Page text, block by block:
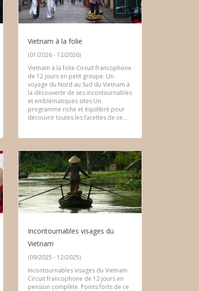
Vietnam à la folie
(01/2026 - 12/2026)
Vietnam à la folie Circuit francophone
de 12 jours en petit groupe. Un
voyage du Nord au Sud du Vietnam à
la découverte de ses incontournables
et emblématiques sites Un
programme riche et équilibré pour
découvrir toutes les facettes de ce...
Incontournables visages du
Vietnam
(09/2025 - 12/2025)
Incontournables visages du Vietnam
Circuit francophone de 12 jours en
pension complète. Points forts de ce